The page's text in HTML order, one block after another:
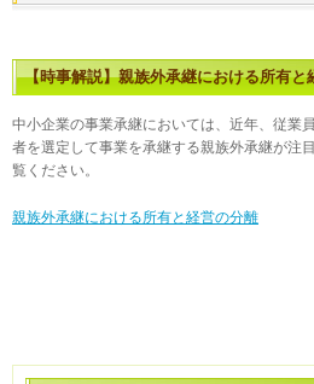
【時事解説】親族外承継における所有と
中小企業の事業承継においては、近年、従業
者を選定して事業を承継する親族外承継が注
覧ください。
親族外承継における所有と経営の分離